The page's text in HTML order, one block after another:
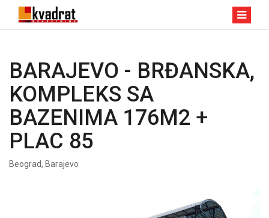
BARAJEVO - BRĐANSKA,
KOMPLEKS SA
BAZENIMA 176M2 +
PLAC 85
Beograd, Barajevo